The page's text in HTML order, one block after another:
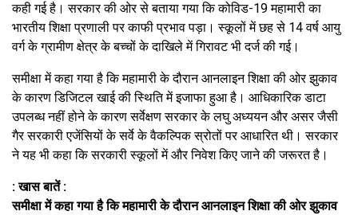
कही गई है। सरकार की ओर से बताया गया कि कोविड-19 महामारी का
भारतीय शिक्षा प्रणाली पर काफी प्रभाव पड़ा। स्कूलों में छह से 14 वर्ष आयु
वर्ग के ग्रामीण क्षेत्र के बच्चों के दाखिले में गिरावट भी दर्ज की गई।
समीक्षा में कहा गया है कि महामारी के दौरान आनलाइन शिक्षा की ओर झुकाव
के कारण डिजिटल खाई की स्थिति में इजाफा हुआ है। आधिकारिक डाटा
उपलब्ध नहीं होने के कारण सर्वेक्षण सरकार के लघु अध्ययन और असर जैसी
गैर सरकारी एजेंसियों के सर्वे के वैकल्पिक स्रोतों पर आधारित थी। सरकार
ने यह भी कहा कि सरकारी स्कूलों में और निवेश किए जाने की जरूरत है।
: खास बातें :
समीक्षा में कहा गया है कि महामारी के दौरान आनलाइन शिक्षा की ओर झुकाव